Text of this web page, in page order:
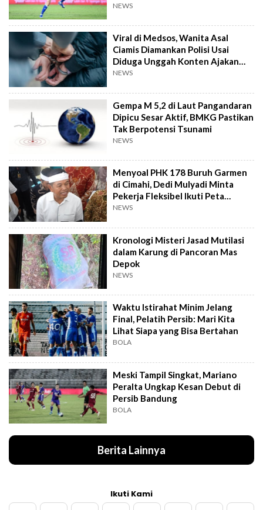
NEWS
Viral di Medsos, Wanita Asal
Ciamis Diamankan Polisi Usai
Diduga Unggah Konten Ajakan
Demo
NEWS
Gempa M 5,2 di Laut Pangandaran
Dipicu Sesar Aktif, BMKG Pastikan
Tak Berpotensi Tsunami
NEWS
Menyoal PHK 178 Buruh Garmen
di Cimahi, Dedi Mulyadi Minta
Pekerja Fleksibel Ikuti Peta
Industri
NEWS
Kronologi Misteri Jasad Mutilasi
dalam Karung di Pancoran Mas
Depok
NEWS
Waktu Istirahat Minim Jelang
Final, Pelatih Persib: Mari Kita
Lihat Siapa yang Bisa Bertahan
BOLA
Meski Tampil Singkat, Mariano
Peralta Ungkap Kesan Debut di
Persib Bandung
BOLA
Berita Lainnya
Ikuti Kami